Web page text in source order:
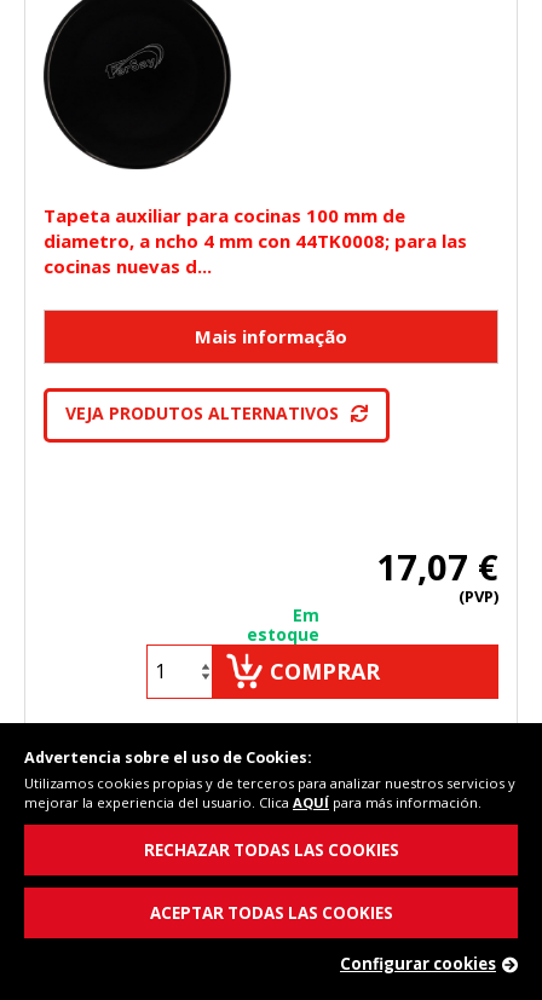
Tapeta auxiliar para cocinas 100 mm de
diametro, a ncho 4 mm con 44TK0008; para las
cocinas nuevas d...
VEJA PRODUTOS ALTERNATIVOS
17,07 €
(PVP)
Em
estoque
COMPRAR
Cód. Fersay: 74FA001
Advertencia sobre el uso de Cookies:
Utilizamos cookies propias y de terceros para analizar nuestros servicios y
mejorar la experiencia del usuario. Clica AQUÍ para más información.
RECHAZAR TODAS LAS COOKIES
ACEPTAR TODAS LAS COOKIES
Configurar cookies